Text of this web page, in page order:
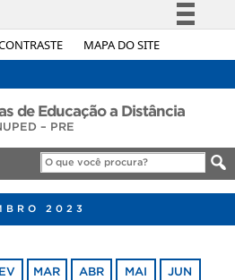
MAPA DO SITE
Simplifique!
Acesso à informação
Legislação
Canais
de Educação a Distância
– PRE
2023
MAR ABR MAI JUN